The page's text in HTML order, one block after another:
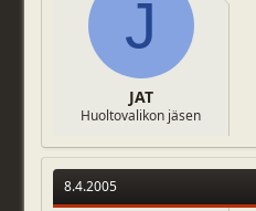
J
JAT
Huoltovalikon jäsen
8.4.2005